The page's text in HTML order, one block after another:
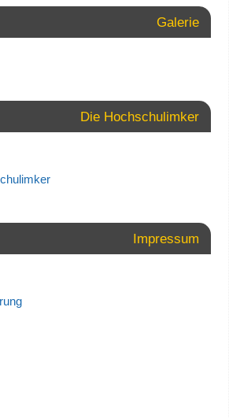
Galerie
Die Hochschulimker
Impressum